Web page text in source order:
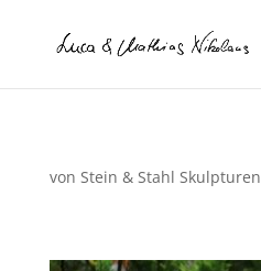
von Stein & Stahl Skulpturen